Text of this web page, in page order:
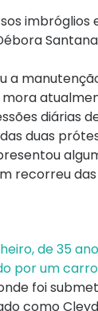
a
diárias
duas
recorreu
de 35
por um
foi
como